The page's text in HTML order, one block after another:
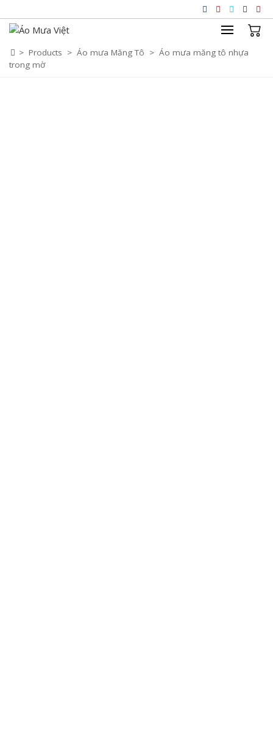
to
content
> Products > Áo mưa Măng Tô > Áo mưa măng tô nhựa
trong mờ